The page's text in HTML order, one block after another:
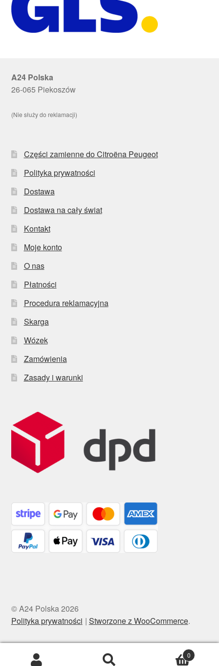
A24 Polska
26-065 Piekoszów
(Nie służy do reklamacji)
Części zamienne do Citroëna Peugeot
Polityka prywatności
Dostawa
Dostawa na cały świat
Kontakt
Moje konto
O nas
Płatności
Procedura reklamacyjna
Skarga
Wózek
Zamówienia
Zasady i warunki
© A24 Polska 2026
Polityka prywatności
Stworzone z WooCommerce.
0